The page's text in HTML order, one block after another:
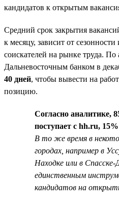
кандидатов к открытым
Средний срок закрытия
к месяцу, зависит от
соискателей на рынке труда.
Дальневосточным банком в
40 дней, чтобы вывести на
позицию.
Согласно аналитике,
поступает с hh.ru,
В то же время в
городах, например в
Находке или в
единственным
кандидатов на